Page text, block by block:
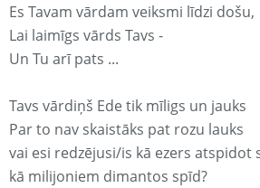
Es Tavam vārdam veiksmi līdzi došu,
Lai laimīgs vārds Tavs -
Un Tu arī pats ...
Tavs vārdiņš Ede tik mīligs un jauks
Par to nav skaistāks pat rozu lauks
vai esi redzējusi/is kā ezers atspidot
kā milijoniem dimantos spīd?